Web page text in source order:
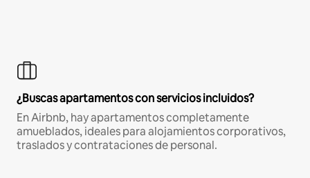
¿Buscas apartamentos con servicios incluidos?
En Airbnb, hay apartamentos completamente
amueblados, ideales para alojamientos corporativos,
traslados y contrataciones de personal.